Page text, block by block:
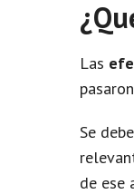
Las
Se
de ese